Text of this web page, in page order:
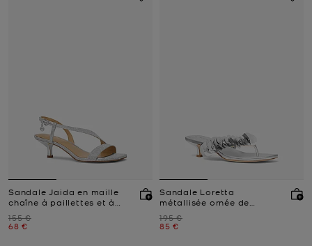
Sandale Jaida en maille
chaîne à paillettes et à
petit talon
Prix initial
155 €
Prix actuel
68 €
Sandale Loretta
métallisée ornée de
sequins
Prix initial
195 €
Prix actuel
85 €